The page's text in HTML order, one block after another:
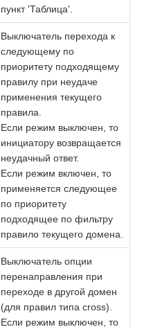
пункт 'Таблица'.
Выключатель перехода к
следующему по
приоритету подходящему
правилу при неудаче
применения текущего
правила.
Если режим выключен, то
инициатору возвращается
неудачный ответ.
Если режим включен, то
применяется следующее
по приоритету
подходящее по фильтру
правило текущего домена.
Выключатель опции
перенаправления при
переходе в другой домен
(для правил типа cross).
Если режим выключен, то